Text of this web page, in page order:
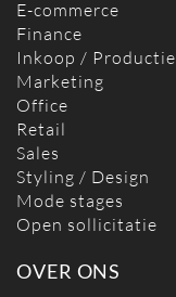
E-commerce
Finance
Inkoop / Productie
Marketing
Office
Retail
Sales
Styling / Design
Mode stages
Open sollicitatie
OVER ONS